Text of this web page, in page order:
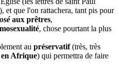
et que l'on rattachera, tant pis pour
aux prêtres,
, chose pourtant la plus
au préservatif(très, très
Afrique) qui permettra de faire